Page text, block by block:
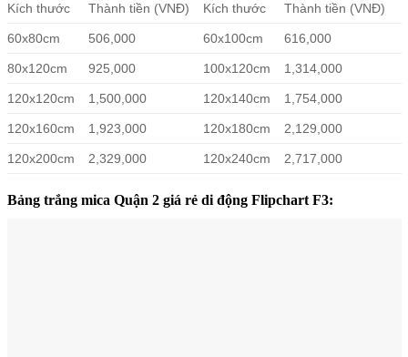
Kích thước Thành tiền (VNĐ) Kích thước Thành tiền (VNĐ)
60x80cm 506,000 60x100cm 616,000
80x120cm 925,000 100x120cm 1,314,000
120x120cm 1,500,000 120x140cm 1,754,000
120x160cm 1,923,000 120x180cm 2,129,000
120x200cm 2,329,000 120x240cm 2,717,000
Bảng trắng mica Quận 2 giá rẻ di động Flipchart F3: